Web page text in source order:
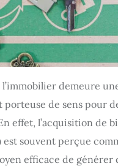
demeure
porteuse de sens pour
effet, l’acquisition de
souvent perçue
efficace de générer